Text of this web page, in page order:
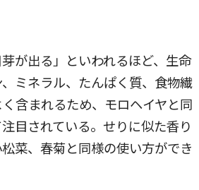
芽が出る」といわれるほど、生命
ミネラル、たんぱく質、食物繊
含まれるため、モロヘイヤと同
目されている。せりに似た香り
菜、春菊と同様の使い方ができ